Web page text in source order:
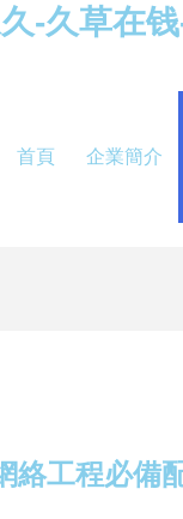
-久草在
首頁 企業簡介
絡工程必備